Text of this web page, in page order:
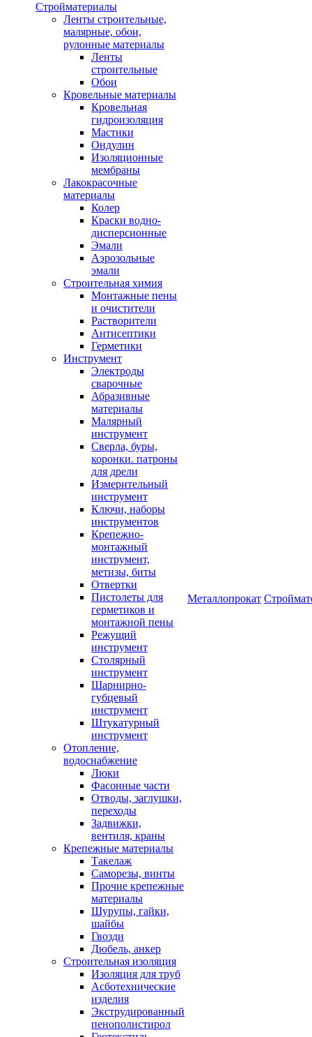
Стройматериалы
Ленты строительные,
малярные, обои,
рулонные материалы
Ленты
строительные
Обои
Кровельные материалы
Кровельная
гидроизоляция
Мастики
Ондулин
Изоляционные
мембраны
Лакокрасочные
материалы
Колер
Краски водно-
дисперсионные
Эмали
Аэрозольные
эмали
Строительная химия
Монтажные пены
и очистители
Растворители
Антисептики
Герметики
Инструмент
Электроды
сварочные
Абразивные
материалы
Малярный
инструмент
Сверла, буры,
коронки. патроны
для дрели
Измерительный
инструмент
Ключи, наборы
инструментов
Крепежно-
монтажный
инструмент,
метизы, биты
Отвертки
Пистолеты для
герметиков и
монтажной пены
Режущий
инструмент
Столярный
инструмент
Шарнирно-
губцевый
инструмент
Штукатурный
инструмент
Отопление,
водоснабжение
Люки
Фасонные части
Отводы, заглушки,
переходы
Задвижки,
вентиля, краны
Крепежные материалы
Такелаж
Саморезы, винты
Прочие крепежные
материалы
Шурупы, гайки,
шайбы
Гвозди
Дюбель, анкер
Строительная изоляция
Изоляция для труб
Асботехнические
изделия
Экструдированный
пенополистирол
Металлопрокат